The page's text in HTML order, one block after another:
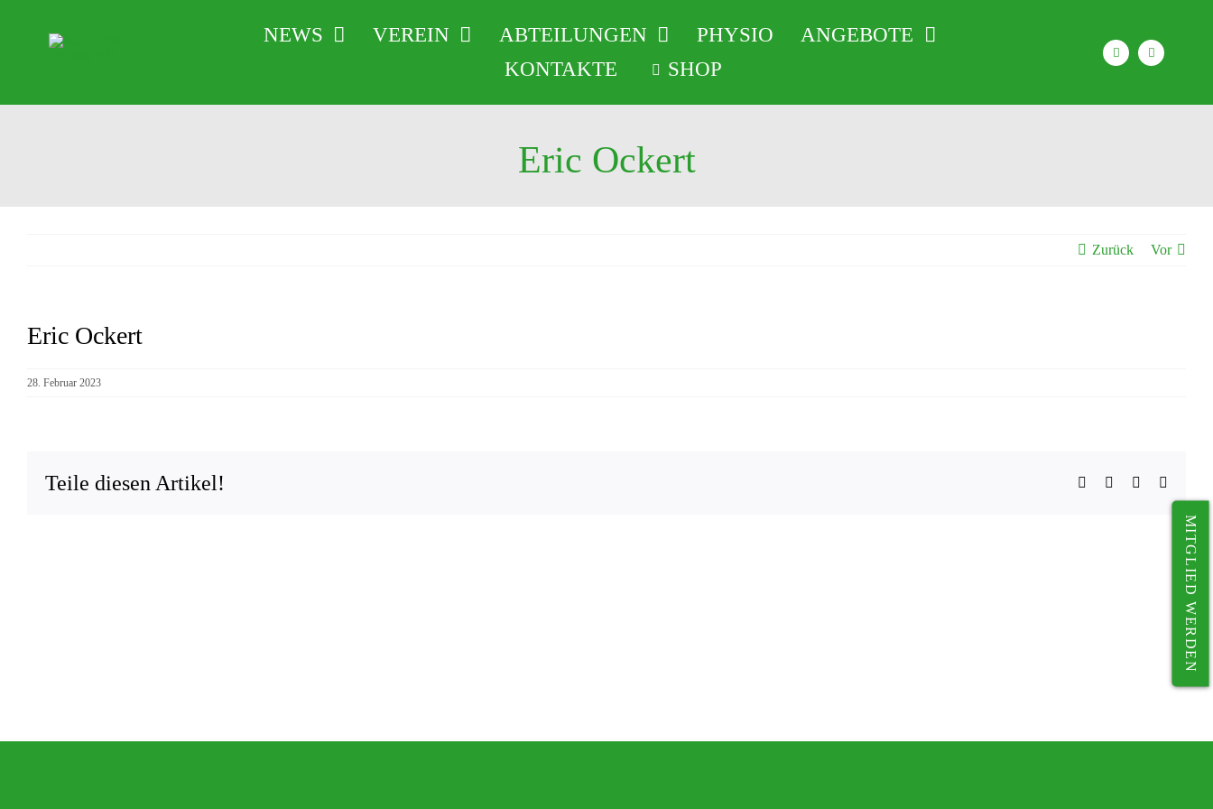
MITGLIED WERDEN
NEWS VEREIN ABTEILUNGEN PHYSIO
ANGEBOTE
KONTAKTE
SHOP
Eric Ockert
Zurück Vor
Zeige
Bild
Eric Ockert
28. Februar 2023
Teile diesen Artikel! Facebook WhatsApp